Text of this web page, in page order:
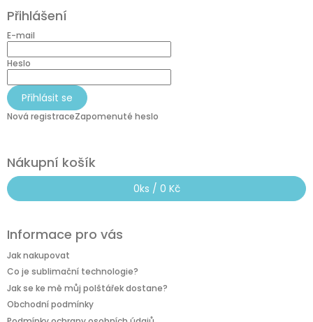
p
a
Přihlášení
E-mail
Heslo
Přihlásit se
Nová registraceZapomenuté heslo
Nákupní košík
0ks / 0 Kč
Informace pro vás
Jak nakupovat
Co je sublimační technologie?
Jak se ke mě můj polštářek dostane?
Obchodní podmínky